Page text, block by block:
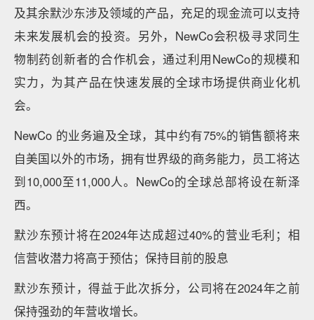
及其余默沙东涉及领域的产品，充足的现金流可以支持
未来发展机会的投资。另外，NewCo会积极寻求同生
物制药创新者的合作机会，通过利用NewCo的规模和
实力，为其产品在快速发展的全球市场提供商业化机
会。
NewCo 的业务遍及全球，其中约有75%的销售额将来
自美国以外的市场，拥有世界级的商务能力，员工将达
到10,000至11,000人。NewCo的全球总部将设在新泽
西。
默沙东预计将在2024年达成超过40%的营业毛利；相
信营收潜力将高于预估；保持目前的股息
默沙东预计，得益于此次拆分，公司将在2024年之前
保持强劲的年营收增长。